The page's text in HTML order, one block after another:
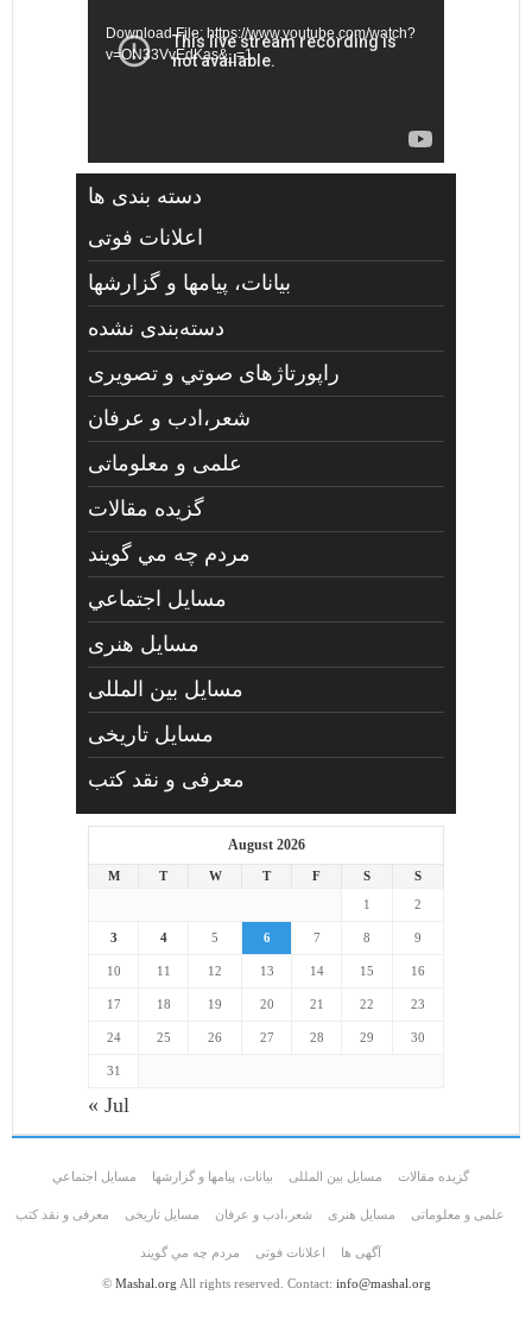
Download File: https://www.youtube.com/watch?
v=ON33VvEdKas&_=1
دسته بندی ها
اعلانات فوتی
بیانات، پیامها و گزارشها
دسته‌بندی نشده
راپورتاژهای صوتي و تصويری
شعر،ادب و عرفان
علمی و معلوماتی
گزیده مقالات
مردم چه مي گويند
مسايل اجتماعي
مسايل هنری
مسایل بین المللی
مسایل تاریخی
معرفی و نقد کتب
August 2026
M T W T F S
S
1
2
3 4 5 6 7 8 9
10 11 12 13 14 15 16
17 18 19 20 21 22 23
24 25 26 27 28 29 30
31
« Jul
گزیده مقالات مسایل بین المللی بیانات، پیامها و گزارشها مسايل اجتماعي
علمی و معلوماتی مسايل هنری شعر،ادب و عرفان مسایل تاریخی معرفی و نقد کتب
آگهی ها اعلانات فوتی مردم چه مي گويند
© Mashal.org All rights reserved. Contact: info@mashal.org